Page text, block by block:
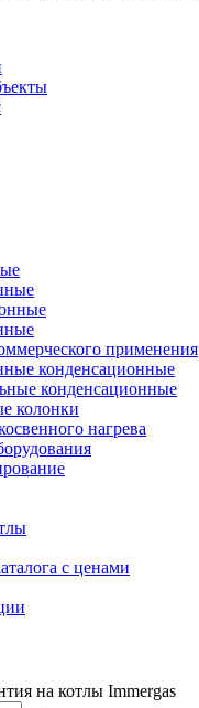
применения
конденсационные
конденсационные
колонки
нагрева
с ценами
на котлы Immergas